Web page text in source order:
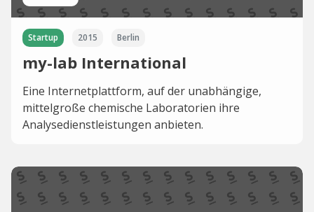
Startup 2015 Berlin
my-lab International
Eine Internetplattform, auf der unabhängige,
mittelgroße chemische Laboratorien ihre
Analysedienstleistungen anbieten.